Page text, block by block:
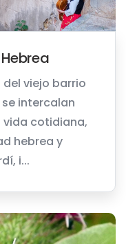
viejo barrio
intercalan
vida cotidiana,
hebrea y
i...